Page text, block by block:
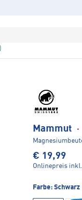
Mammut ·
€ 19,99
Onlinepreis
Farbe: Schwarz